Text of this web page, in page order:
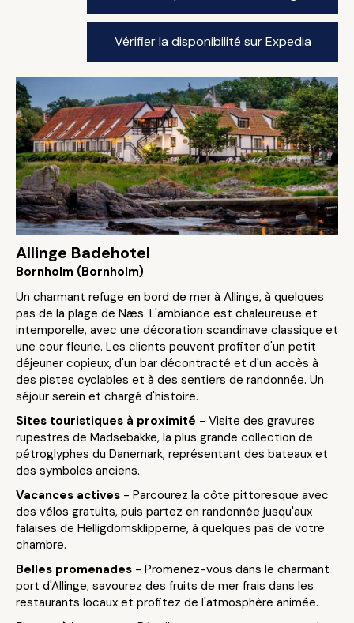
Vérifier la disponibilité sur Expedia
Allinge Badehotel
Bornholm (Bornholm)
Un charmant refuge en bord de mer à Allinge, à quelques
pas de la plage de Næs. L'ambiance est chaleureuse et
intemporelle, avec une décoration scandinave classique et
une cour fleurie. Les clients peuvent profiter d'un petit
déjeuner copieux, d'un bar décontracté et d'un accès à
des pistes cyclables et à des sentiers de randonnée. Un
séjour serein et chargé d'histoire.
Sites touristiques à proximité - Visite des gravures
rupestres de Madsebakke, la plus grande collection de
pétroglyphes du Danemark, représentant des bateaux et
des symboles anciens.
Vacances actives - Parcourez la côte pittoresque avec
des vélos gratuits, puis partez en randonnée jusqu'aux
falaises de Helligdomsklipperne, à quelques pas de votre
chambre.
Belles promenades - Promenez-vous dans le charmant
port d'Allinge, savourez des fruits de mer frais dans les
restaurants locaux et profitez de l'atmosphère animée.